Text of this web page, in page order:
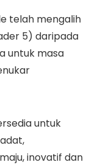
telah mengalih
5) daripada
untuk masa
untuk
inovatif dan